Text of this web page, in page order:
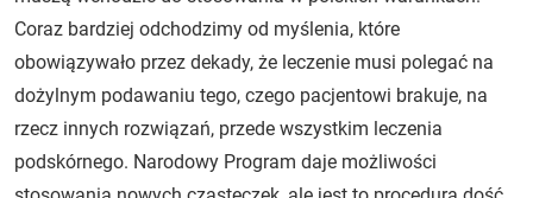
Coraz bardziej odchodzimy od myślenia, które
obowiązywało przez dekady, że leczenie musi polegać na
dożylnym podawaniu tego, czego pacjentowi brakuje, na
rzecz innych rozwiązań, przede wszystkim leczenia
podskórnego. Narodowy Program daje możliwości